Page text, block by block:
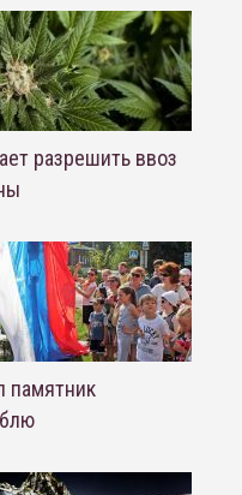
разрешить ввоз
памятник